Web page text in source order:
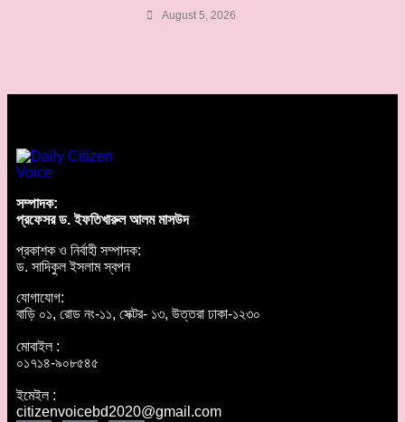
August 5, 2026
সম্পাদক:
প্রফেসর ড. ইফতিখারুল আলম মাসউদ
প্রকাশক ও নির্বাহী সম্পাদক:
ড. সাদিকুল ইসলাম স্বপন
যোগাযোগ:
বাড়ি ০১, রোড নং-১১, সেক্টর- ১৩, উত্তরা ঢাকা-১২৩০
মোবাইল :
০১৭১৪-৯০৮৫৪৫
ইমেইল :
citizenvoicebd2020@gmail.com